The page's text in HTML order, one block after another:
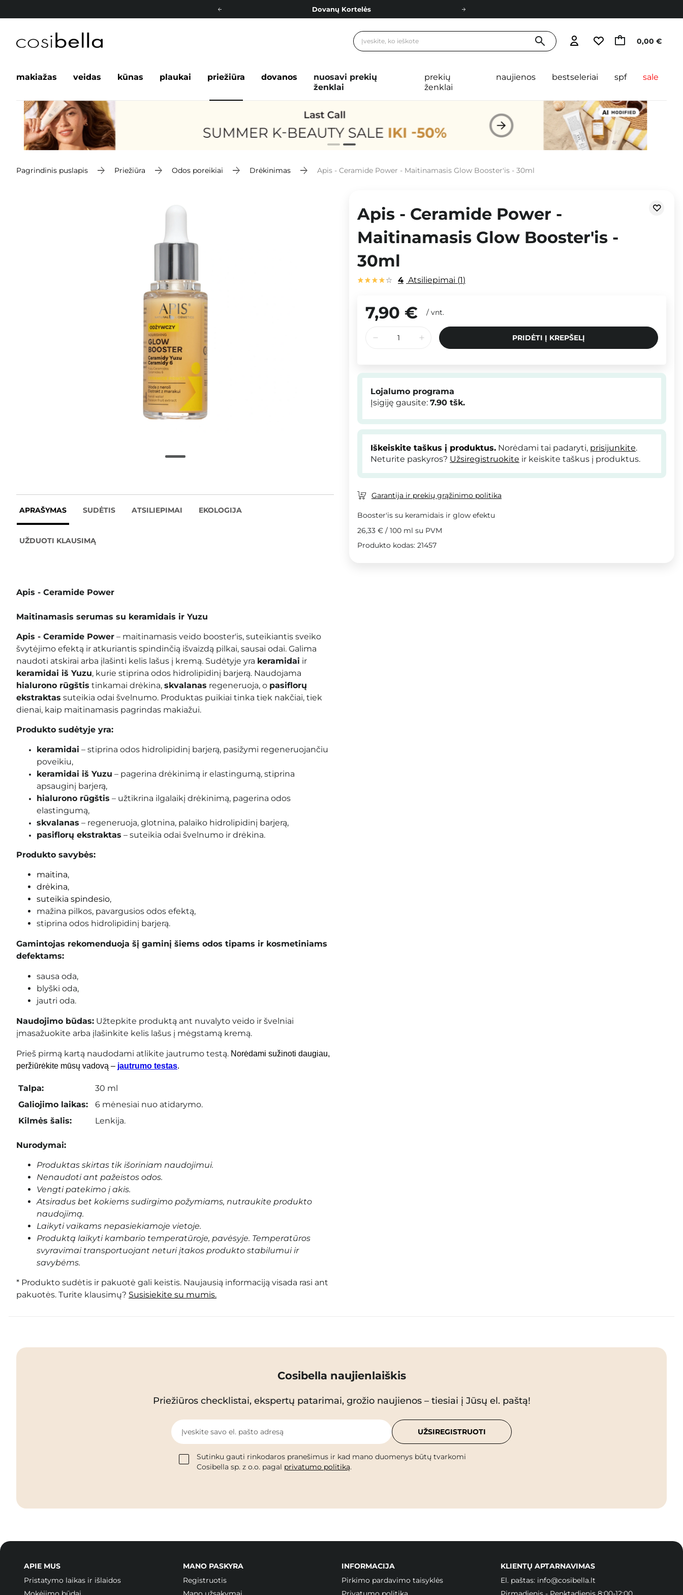
Dovanų Kortelės
Nemokamas pristatymas nuo 40,00 € 0,00 €
makiažas veidas kūnas plaukai priežiūra dovanos
nuosavi prekių
ženklai
prekių
ženklai
naujienos bestseleriai spf sale
Pagrindinis puslapis Priežiūra Odos poreikiai Drėkinimas Apis - Ceramide Power - Maitinamasis Glow Booster'is - 30ml
APRAŠYMAS SUDĖTIS ATSILIEPIMAI EKOLOGIJA
UŽDUOTI KLAUSIMĄ
Apis - Ceramide Power
Maitinamasis serumas su keramidais ir Yuzu
Apis - Ceramide Power – maitinamasis veido booster'is, suteikiantis sveiko
švytėjimo efektą ir atkuriantis spindinčią išvaizdą pilkai, sausai odai. Galima
naudoti atskirai arba įlašinti kelis lašus į kremą. Sudėtyje yra keramidai ir
keramidai iš Yuzu, kurie stiprina odos hidrolipidinį barjerą. Naudojama
hialurono rūgštis tinkamai drėkina, skvalanas regeneruoja, o pasiflorų
ekstraktas suteikia odai švelnumo. Produktas puikiai tinka tiek nakčiai, tiek
dienai, kaip maitinamasis pagrindas makiažui.
Produkto sudėtyje yra:
keramidai – stiprina odos hidrolipidinį barjerą, pasižymi regeneruojančiu
poveikiu,
keramidai iš Yuzu – pagerina drėkinimą ir elastingumą, stiprina
apsauginį barjerą,
hialurono rūgštis – užtikrina ilgalaikį drėkinimą, pagerina odos
elastingumą,
skvalanas – regeneruoja, glotnina, palaiko hidrolipidinį barjerą,
pasiflorų ekstraktas – suteikia odai švelnumo ir drėkina.
Produkto savybės:
maitina,
drėkina,
suteikia spindesio,
mažina pilkos, pavargusios odos efektą,
stiprina odos hidrolipidinį barjerą.
Gamintojas rekomenduoja šį gaminį šiems odos tipams ir kosmetiniams
defektams:
sausa oda,
blyški oda,
jautri oda.
Naudojimo būdas: Užtepkite produktą ant nuvalyto veido ir švelniai
įmasažuokite arba įlašinkite kelis lašus į mėgstamą kremą.
Prieš pirmą kartą naudodami atlikite jautrumo testą. Norėdami sužinoti daugiau,
peržiūrėkite mūsų vadovą – jautrumo testas.
Talpa:
30 ml
Galiojimo laikas:
6 mėnesiai nuo atidarymo.
Kilmės šalis:
Lenkija.
Nurodymai:
Produktas skirtas tik išoriniam naudojimui.
Nenaudoti ant pažeistos odos.
Vengti patekimo į akis.
Atsiradus bet kokiems sudirgimo požymiams, nutraukite produkto
naudojimą.
Laikyti vaikams nepasiekiamoje vietoje.
Produktą laikyti kambario temperatūroje, pavėsyje. Temperatūros
svyravimai transportuojant neturi įtakos produkto stabilumui ir
savybėms.
* Produkto sudėtis ir pakuotė gali keistis. Naujausią informaciją visada rasi ant
pakuotės. Turite klausimų? Susisiekite su mumis.
Apis - Ceramide Power -
Maitinamasis Glow Booster'is -
30ml
4 Atsiliepimai 1
7,90 € / vnt.
PRIDĖTI Į KREPŠELĮ
Lojalumo programa
Įsigiję gausite: 7.90 tšk.
Iškeiskite taškus į produktus. Norėdami tai padaryti, prisijunkite.
Neturite paskyros? Užsiregistruokite ir keiskite taškus į produktus.
Garantija ir prekių grąžinimo politika
Booster'is su keramidais ir glow efektu
26,33 € / 100 ml su PVM
Produkto kodas: 21457
Cosibella naujienlaiškis
Priežiūros checklistai, ekspertų patarimai, grožio naujienos – tiesiai į Jūsų el. paštą!
Įveskite savo el. pašto adresą
Sutinku gauti rinkodaros pranešimus ir kad mano duomenys būtų tvarkomi
Cosibella sp. z o.o. pagal privatumo politiką.
UŽSIREGISTRUOTI
APIE MUS
Pristatymo laikas ir išlaidos
MANO PASKYRA
Registruotis
INFORMACIJA
Pirkimo pardavimo taisyklės
KLIENTŲ APTARNAVIMAS
El. paštas: info@cosibella.lt